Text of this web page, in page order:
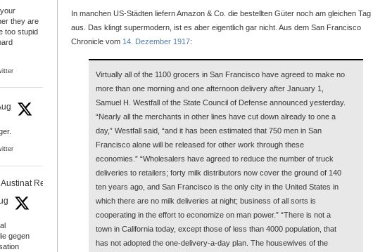
they are
too stupid
Retweeted
gegen
In manchen US-Städten liefern Amazon & Co. die bestellten Güter noch am gleichen Tag
aus. Das klingt supermodern, ist es aber eigentlich gar nicht. Aus dem San Francisco
Chronicle vom 14. Dezember 1917:
Virtually all of the 1100 grocers in San Francisco have agreed to make no
more than one morning and one afternoon delivery after January 1,
Samuel H. Westfall of the State Council of Defense announced yesterday.
“Nearly all the merchants in other lines have cut down already to one a
day,” Westfall said, “and it has been estimated that 750 men in San
Francisco alone will be released for other work through these
economies.” “Wholesalers have agreed to reduce the number of truck
deliveries to retailers; forty milk distributors now cover the ground of 140
ten years ago, and San Francisco is the only city in the United States in
which there are no milk deliveries at night; business of all sorts is
cooperating in the effort to economize on man power.” “There is not a
town in California today, except those of less than 4000 population, that
has not adopted the one-delivery-a-day plan. The housewives of the